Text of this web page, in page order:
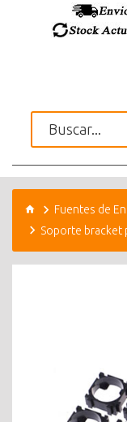
Fuentes de
Soporte bracket